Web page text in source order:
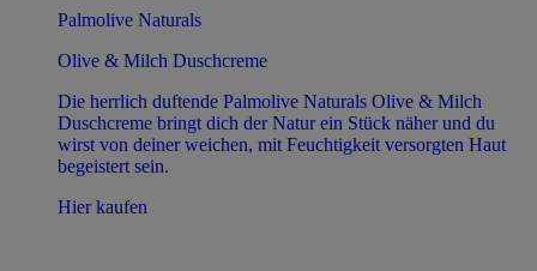
Palmolive Naturals
Olive & Milch Duschcreme
Die herrlich duftende Palmolive Naturals Olive & Milch
Duschcreme bringt dich der Natur ein Stück näher und du
wirst von deiner weichen, mit Feuchtigkeit versorgten Haut
begeistert sein.
Hier kaufen